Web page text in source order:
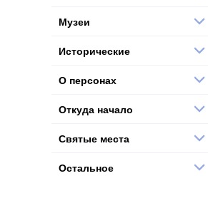
Музеи
Исторические
О персонах
Откуда начало
Святые места
Остальное